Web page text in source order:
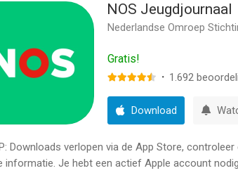
NOS Jeugdjournaal
Nederlandse Omroep
Gratis!
· 1.692
Download
Downloads verlopen via de App Store,
informatie. Je hebt een actief Apple account